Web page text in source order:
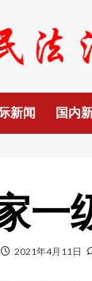
新闻 国内
一
2021年4月11日